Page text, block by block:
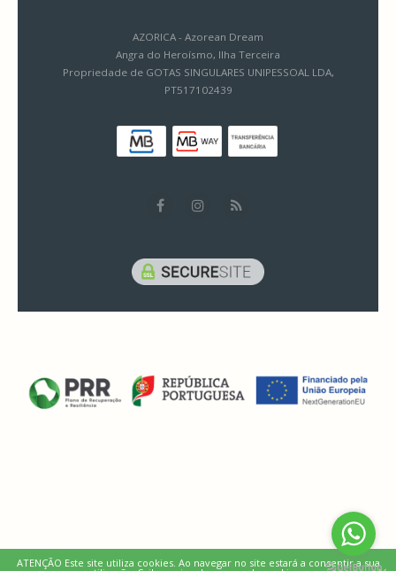
AZORICA - Azorean Dream
Angra do Heroísmo, Ilha Terceira
Propriedade de GOTAS SINGULARES UNIPESSOAL LDA,
PT517102439
ATENÇÃO Este site utiliza cookies. Ao navegar no site estará a consentir a sua